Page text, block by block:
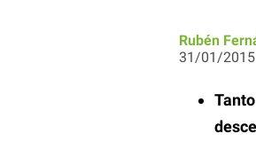
Rubén
31/01/2015